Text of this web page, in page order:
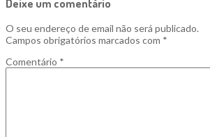
Deixe um comentário
O seu endereço de email não será publicado.
Campos obrigatórios marcados com *
Comentário *